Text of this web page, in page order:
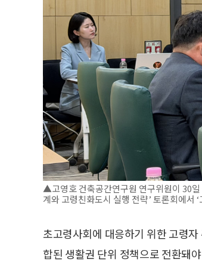
▲고영호 건축공간연구원 연구위원이 30일
계와 고령친화도시 실행 전략’ 토론회에서
초고령사회에 대응하기 위한 고령
합된 생활권 단위 정책으로 전환돼